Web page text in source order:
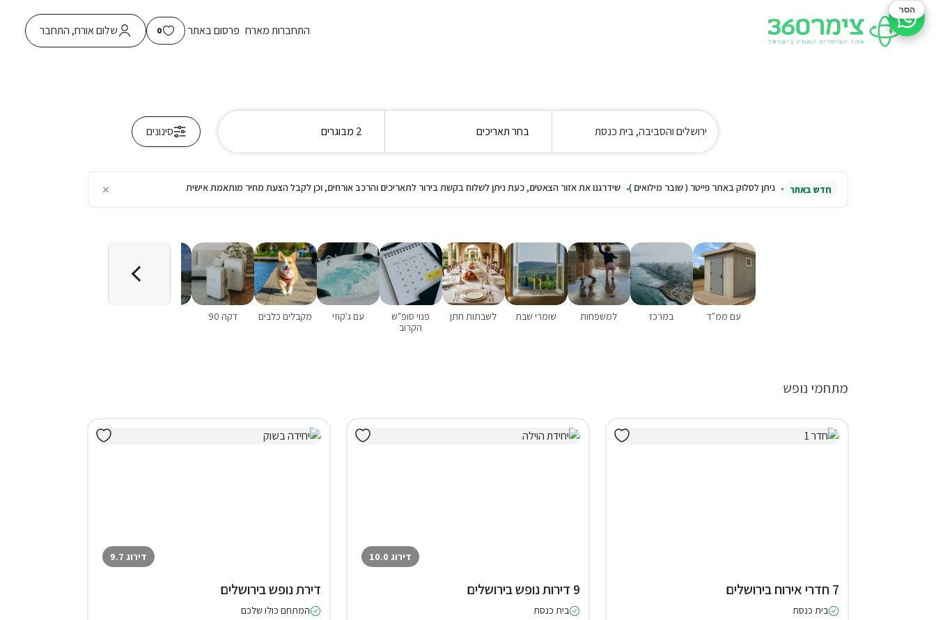
התחברות מארח פרסום באתר 0 שלום אורח, התחבר
ירושלים והסביבה, בית כנסת בחר תאריכים 2 מבוגרים סינונים
חדש באתר ניתן לסלוק באתר פייטר ( שובר מילואים ) שידרגנו את אזור הצאטים, כעת ניתן לשלוח בקשת בירור לתאריכים והרכב אורחים, וכן לקבל הצעת מחיר מותאמת אישית ×
עם ממ"ד במרכז למשפחות שומרי שבת לשבתות חתן
פנוי סופ"ש
הקרוב
עם ג'קוזי מקבלים כלבים דקה 90
מתחמי נופש
7 חדרי אירוח בירושלים
בית כנסת
דירוג 10.0
9 דירות נופש בירושלים
בית כנסת
דירוג 9.7
דירת נופש בירושלים
המתחם כולו שלכם
סיוע בהזמנה
הסר